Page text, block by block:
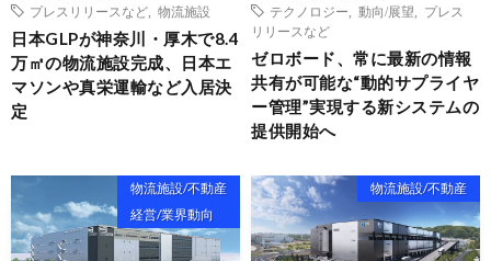
プレスリリースなど
物流施設
日本GLPが神奈川・厚木で8.4
万㎡の物流施設完成、日本エ
マソンや真栄運輸など入居決
定
テクノロジー
動向/展望
プレス
リリースなど
ゼロボード、常に最新の情報
共有が可能な“動的サプライヤ
ー管理”実現する新システムの
提供開始へ
物流施設/不動産
経営/業界動向
物流施設/不動産